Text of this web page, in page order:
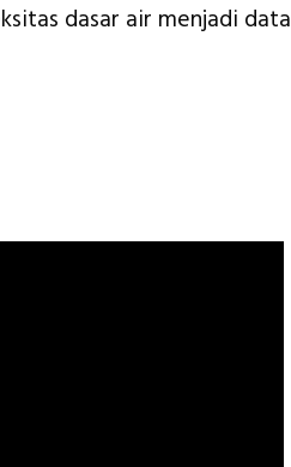
dasar air menjadi data